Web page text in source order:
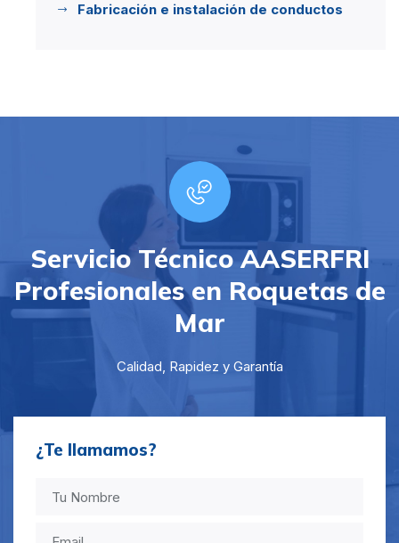
Fabricación e instalación de conductos
Servicio Técnico AASERFRI
Profesionales en Roquetas de
Mar
Calidad, Rapidez y Garantía
¿Te llamamos?